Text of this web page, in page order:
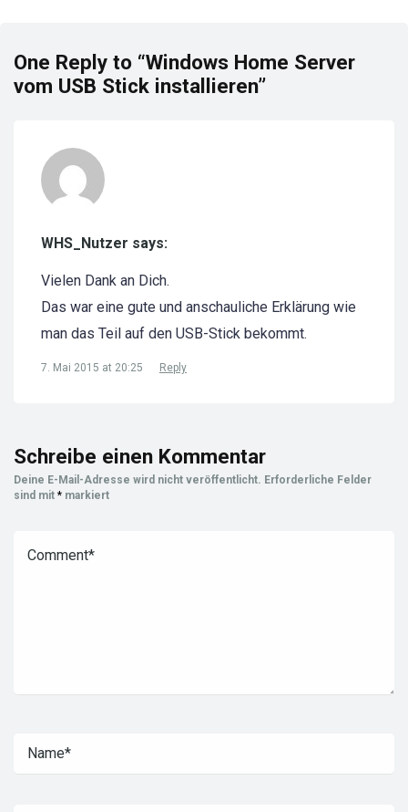
One Reply to “Windows Home Server
vom USB Stick installieren”
WHS_Nutzer says:
Vielen Dank an Dich.
Das war eine gute und anschauliche Erklärung wie
man das Teil auf den USB-Stick bekommt.
7. Mai 2015 at 20:25 Reply
Schreibe einen Kommentar
Deine E-Mail-Adresse wird nicht veröffentlicht. Erforderliche Felder
sind mit * markiert